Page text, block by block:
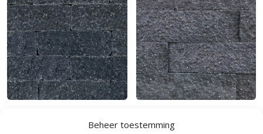
Beheer toestemming
15x15x60